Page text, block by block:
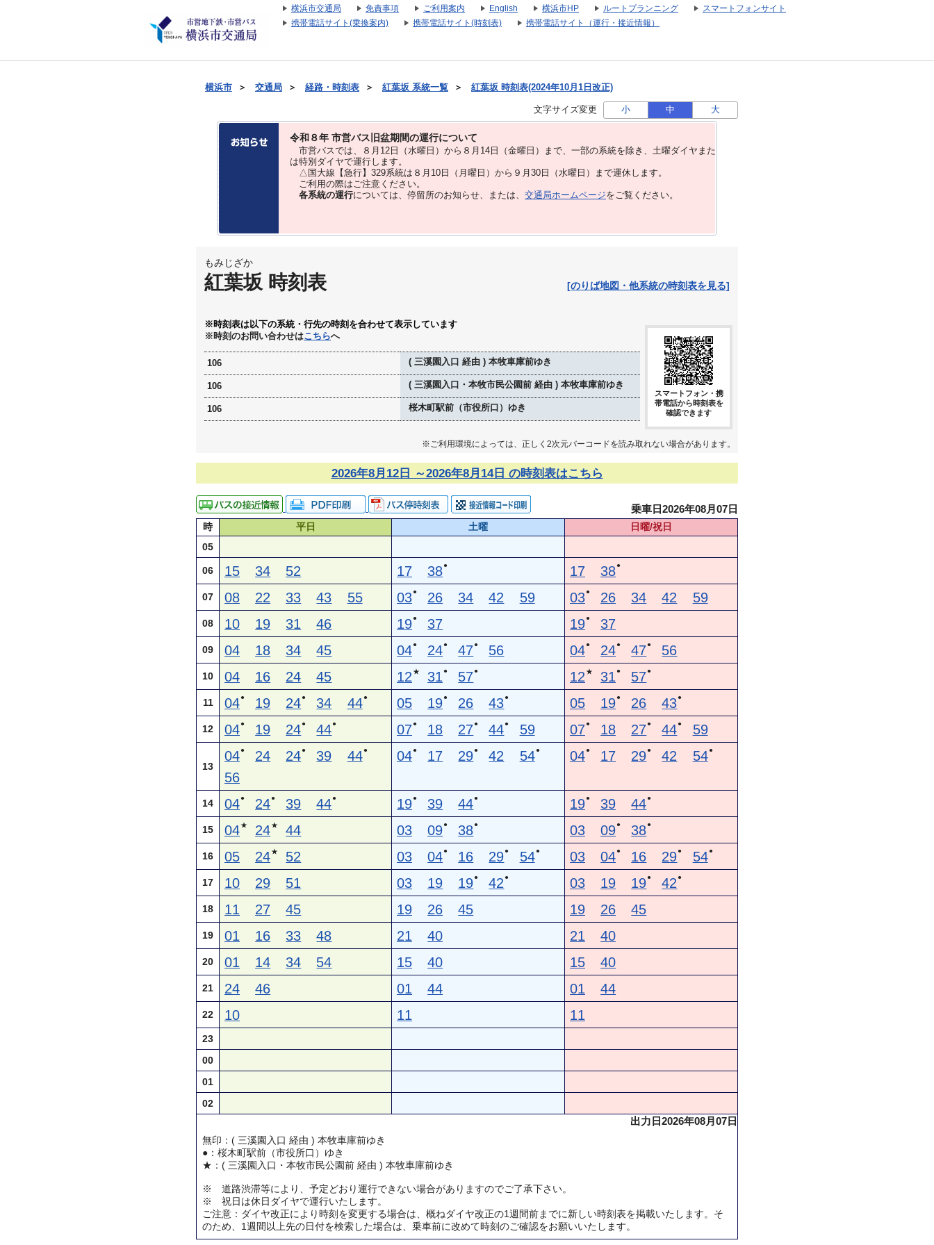
横浜市交通局 免責事項 ご利用案内 English 横浜市HP ルートプランニング
スマートフォンサイト
携帯電話サイト(乗換案内)
携帯電話サイト(時刻表) 携帯電話サイト（運行・接近情報）
横浜市 ＞ 交通局 ＞ 経路・時刻表 ＞ 紅葉坂 系統一覧 ＞ 紅葉坂 時刻表(2024年10月1日改正)
文字サイズ変更 小 中 大
令和８年 市営バス旧盆期間の運行について
市営バスでは、８⽉12⽇（水曜日）から８⽉14⽇（金曜日）まで、⼀部の系統を除き、⼟曜ダイヤまた
は特別ダイヤで運⾏します。
△国大線【急行】329系統は８月10日（月曜日）から９月30日（水曜日）まで運休します。
ご利用の際はご注意ください。
各系統の運行については、停留所のお知らせ、または、 交通局ホームページをご覧ください。
もみじざか
紅葉坂 時刻表 [のりば地図・他系統の時刻表を見る]
※時刻表は以下の系統・行先の時刻を合わせて表示しています
※時刻のお問い合わせはこちらへ
106 ( 三溪園入口 経由 ) 本牧車庫前ゆき
106 ( 三溪園入口・本牧市民公園前 経由 ) 本牧車庫前ゆき
106 桜木町駅前（市役所口）ゆき
スマートフォン・携
帯電話から時刻表を
確認できます
※ご利用環境によっては、正しく2次元バーコードを読み取れない場合があります。
2026年8月12日 ～2026年8月14日 の時刻表はこちら
乗車日2026年08月07日
時 平日 土曜
日曜/祝日
05
06 15 34 52 17 38● 17 38●
07 08 22 33 43 55 03● 26 34 42 59 03● 26 34 42 59
08 10 19 31 46 19● 37 19● 37
09 04 18 34 45 04● 24● 47● 56 04● 24● 47● 56
10 04 16 24 45 12 ★ 31 ● 57● 12 ★ 31 ● 57●
11 04● 19 24● 34 44 ● 05 19● 26 43● 05 19● 26 43●
12 04● 19 24● 44● 07● 18 27● 44● 59 07● 18 27● 44● 59
13
04● 24 24● 39 44 ●
56
04● 17 29● 42 54 ● 04● 17 29● 42 54 ●
14 04● 24● 39 44● 19● 39 44● 19● 39 44●
15 04★ 24★ 44 03 09● 38● 03 09● 38●
16 05 24★ 52 03 04● 16 29● 54 ● 03 04● 16 29● 54 ●
17 10 29 51 03 19 19● 42 ● 03 19 19● 42 ●
18 11 27 45 19 26 45 19 26 45
19 01 16 33 48 21 40 21 40
20 01 14 34 54 15 40 15 40
21 24 46 01 44 01 44
22 10 11 11
23
00
01
02
出力日2026年08月07日
無印：( 三溪園入口 経由 ) 本牧車庫前ゆき
●：桜木町駅前（市役所口）ゆき
★：( 三溪園入口・本牧市民公園前 経由 ) 本牧車庫前ゆき
※ 道路渋滞等により、予定どおり運行できない場合がありますのでご了承下さい。
※ 祝日は休日ダイヤで運行いたします。
ご注意：ダイヤ改正により時刻を変更する場合は、概ねダイヤ改正の1週間前までに新しい時刻表を掲載いたします。そ
のため、1週間以上先の日付を検索した場合は、乗車前に改めて時刻のご確認をお願いいたします。